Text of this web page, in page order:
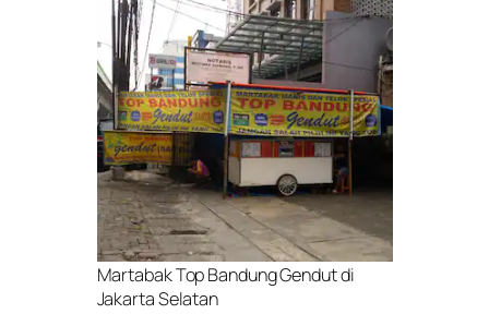
Martabak Top Bandung Gendut di
Jakarta Selatan